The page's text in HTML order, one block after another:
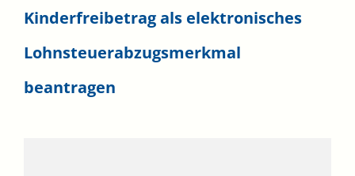
Kinderfreibetrag als elektronisches
Lohnsteuerabzugsmerkmal
beantragen